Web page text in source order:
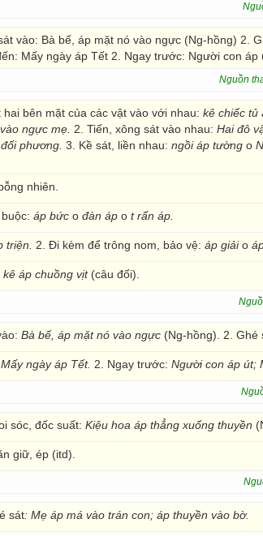
vào: Bà bế, áp mặt nó vào ngực (Ng-hồng) 2.
Mấy ngày áp Tết 2. Ngay trước: Người con áp
Nguồn
hai bên mặt của các vật vào với nhau: kê chiếc tủ
ngực mẹ. 2. Tiến, xông sát vào nhau: Hai đô
phương. 3. Kề sát, liền nhau: ngồi áp tường o
nhiên.
áp bức o đàn áp o t rấn áp.
triện. 2. Đi kèm để trông nom, bảo vệ: áp giảio
kê áp chuồng vịt (câu đối).
Bà bế, áp mặt nó vào ngực (Ng-hồng). 2. Ghé
Mấy ngày áp Tết. 2. Ngay trước: Người con áp út;
sóc, đốc suất: Kiệu hoa áp thẳng xuống thuyền
giữ, ép (itd).
sát: Mẹ áp má vào trán con; áp thuyền vào bờ.